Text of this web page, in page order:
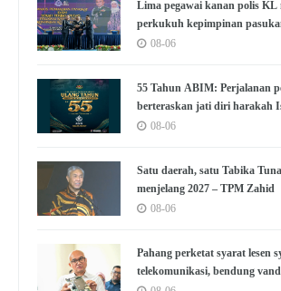
Lima pegawai kanan polis
perkukuh kepimpinan
08-06
55 Tahun ABIM: Perjalanan
berteraskan jati diri harakah
08-06
Satu daerah, satu Tabika
menjelang 2027 – TPM Zahid
08-06
Pahang perketat syarat lesen
telekomunikasi, bendung